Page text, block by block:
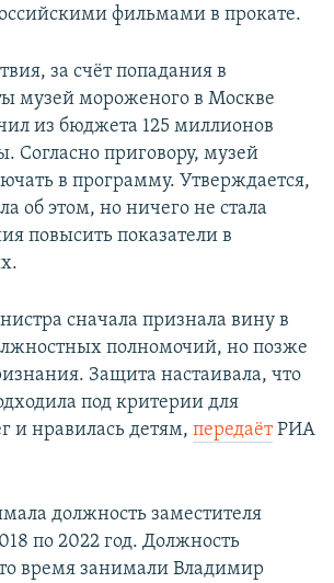
фильмами в прокате.
за счёт попадания в
музей мороженого в Москве
из бюджета 125 миллионов
Согласно приговору, музей
в программу. Утверждается,
об этом, но ничего не стала
повысить показатели в
сначала признала вину в
полномочий, но позже
Защита настаивала, что
под критерии для
и нравилась детям, передаётРИА
должность заместителя
по 2022 год. Должность
время занимали Владимир